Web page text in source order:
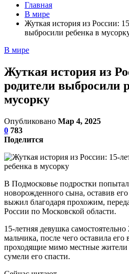
Главная
В мире
Жуткая история из России:
выбросили ребенка в
В мире
Жуткая история из
родители выбросили
мусорку
Опубликовано Мар 4, 2025
0 783
Поделится
В Подмосковье подростки
новорожденного сына, оставив
выжил благодаря прохожим,
России по Московской области.
15-летняя девушка
мальчика, после чего оставила
проходящие мимо местные
сумели его спасти.